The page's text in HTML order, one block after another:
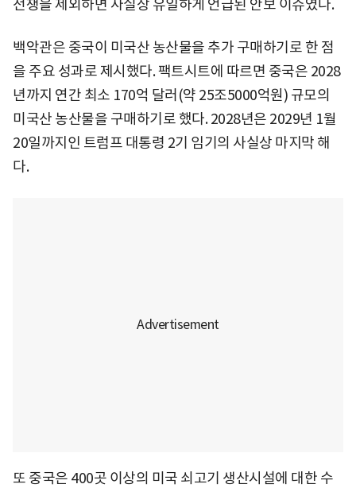
전쟁을 제외하면 사실상 유일하게 언급된 안보 이슈였다.
백악관은 중국이 미국산 농산물을 추가 구매하기로 한 점
을 주요 성과로 제시했다. 팩트시트에 따르면 중국은 2028
년까지 연간 최소 170억 달러(약 25조5000억원) 규모의
미국산 농산물을 구매하기로 했다. 2028년은 2029년 1월
20일까지인 트럼프 대통령 2기 임기의 사실상 마지막 해
다.
또 중국은 400곳 이상의 미국 쇠고기 생산시설에 대한 수